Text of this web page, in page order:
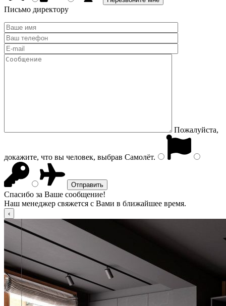
Письмо директору
Пожалуйста,
докажите, что вы человек, выбрав Самолёт.
Спасибо за Ваше сообщение!
Наш менеджер свяжется с Вами в ближайшее время.